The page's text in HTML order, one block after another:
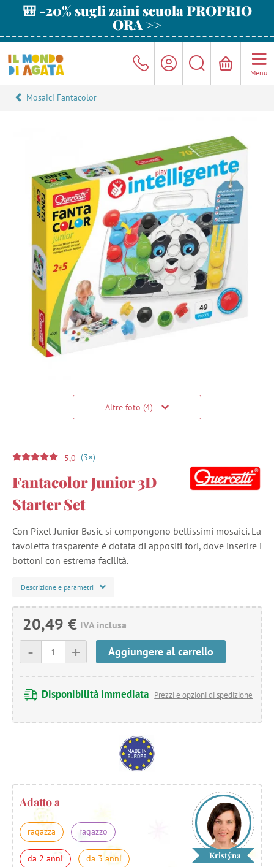
🎒 -20% sugli zaini scuola PROPRIO
ORA >>
Menu
Mosaici Fantacolor
Altre foto (4)
5,0 (3+)
Fantacolor Junior 3D
Starter Set
Con Pixel Junior Basic si compongono bellissimi mosaici. La
tavoletta trasparente è dotata di appositi fori, dove inserire i
bottoni con estrema facilità.
Descrizione e parametri
20,49 € IVA inclusa
+
- Aggiungere al carrello
Disponibilità immediata Prezzi e opzioni di spedizione
Adatto a
ragazza ragazzo
da 2 anni da 3 anni Kristýna